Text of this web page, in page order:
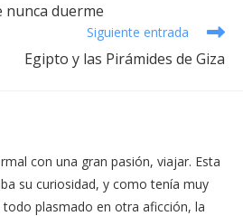
nunca duerme
Siguiente entrada
Egipto y las Pirámides de Giza
con una gran pasión, viajar. Esta
su curiosidad, y como tenía muy
plasmado en otra aficción, la